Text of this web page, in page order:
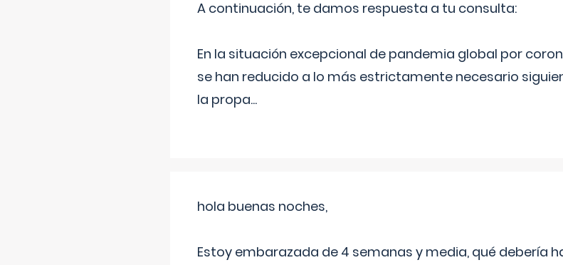
A continuación, te damos respuesta a tu consulta:
En la situación excepcional de pandemia global por
se han reducido a lo más estrictamente necesario
la propa...
hola buenas noches,
Estoy embarazada de 4 semanas y media, qué debería